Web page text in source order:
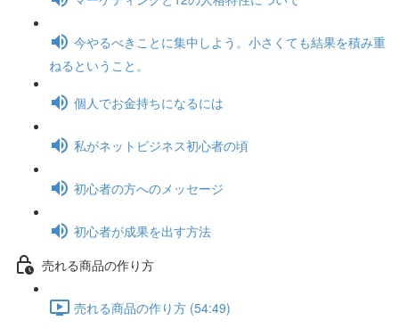
今やるべきことに集中しよう。小さくても結果を積み重
ねるということ。
個人でお金持ちになるには
私がネットビジネス初心者の頃
初心者の方へのメッセージ
初心者が成果を出す方法
売れる商品の作り方
売れる商品の作り方 (54:49)